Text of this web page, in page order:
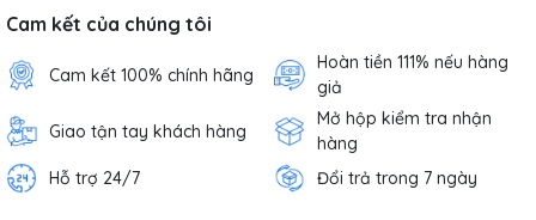
Cam kết của chúng tôi
Cam kết 100% chính hãng
Hoàn tiền 111% nếu hàng
giả
Giao tận tay khách hàng
Mở hộp kiểm tra nhận
hàng
Hỗ trợ 24/7
Đổi trả trong 7 ngày